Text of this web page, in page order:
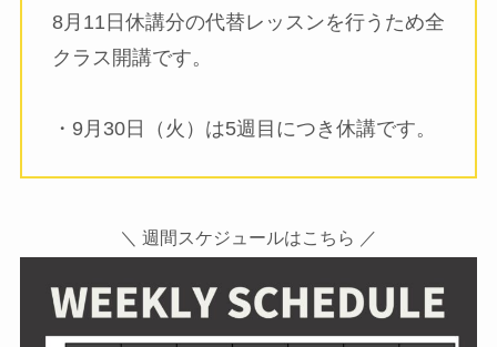
8月11日休講分の代替レッスンを行うため全
クラス開講です。
・9月30日（火）は5週目につき休講です。
＼ 週間スケジュールはこちら ／